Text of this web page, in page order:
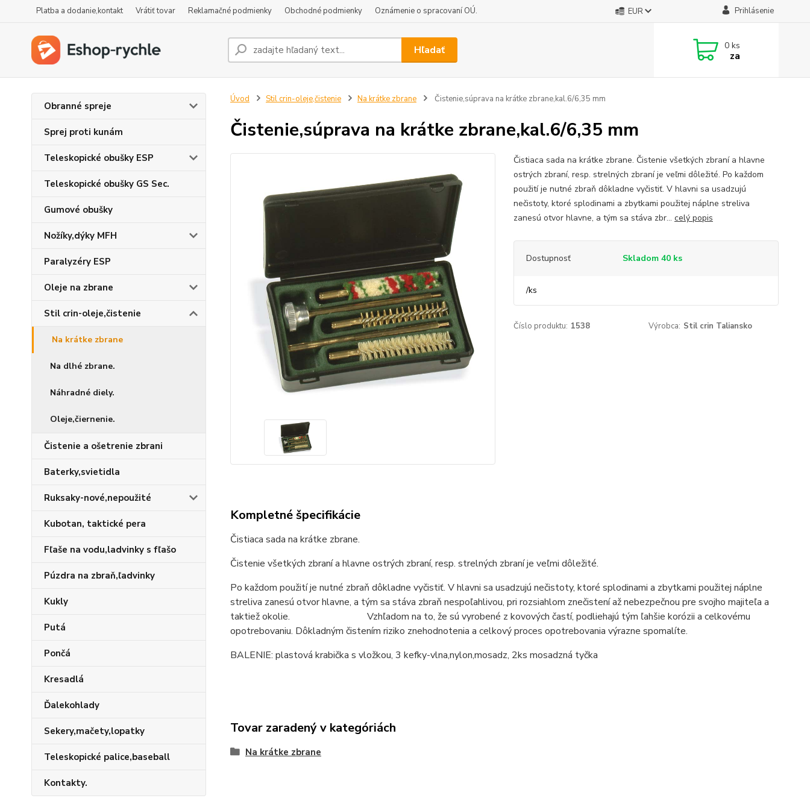
Platba a dodanie,kontakt Vrátiť tovar Reklamačné podmienky Obchodné podmienky Oznámenie o spracovaní OÚ. EUR Prihlásenie
Hľadať 0 ks
za
Obranné spreje
Sprej proti kunám
Teleskopické obušky ESP
Teleskopické obušky GS Sec.
Gumové obušky
Nožíky,dýky MFH
Paralyzéry ESP
Oleje na zbrane
Stil crin-oleje,čistenie
Na krátke zbrane
Na dlhé zbrane.
Náhradné diely.
Oleje,čiernenie.
Čistenie a ošetrenie zbrani
Baterky,svietidla
Ruksaky-nové,nepoužité
Kubotan, taktické pera
Fľaše na vodu,ladvinky s fľašo
Púzdra na zbraň,ľadvinky
Kukly
Putá
Pončá
Kresadlá
Ďalekohlady
Sekery,mačety,lopatky
Teleskopické palice,baseball
Kontakty.
Úvod Stil crin-oleje,čistenie Na krátke zbrane Čistenie,súprava na krátke zbrane,kal.6/6,35 mm
Čistenie,súprava na krátke zbrane,kal.6/6,35 mm
Čistiaca sada na krátke zbrane. Čistenie všetkých zbraní a hlavne
ostrých zbraní, resp. strelných zbraní je veľmi dôležité. Po každom
použití je nutné zbraň dôkladne vyčistiť. V hlavni sa usadzujú
nečistoty, ktoré splodinami a zbytkami použitej náplne streliva
zanesú otvor hlavne, a tým sa stáva zbr... celý popis
Dostupnosť Skladom 40 ks
/ks
Číslo produktu: 1538 Výrobca: Stil crin Taliansko
Kompletné špecifikácie
Čistiaca sada na krátke zbrane.
Čistenie všetkých zbraní a hlavne ostrých zbraní, resp. strelných zbraní je veľmi dôležité.
Po každom použití je nutné zbraň dôkladne vyčistiť. V hlavni sa usadzujú nečistoty, ktoré splodinami a zbytkami použitej náplne
streliva zanesú otvor hlavne, a tým sa stáva zbraň nespoľahlivou, pri rozsiahlom znečistení až nebezpečnou pre svojho majiteľa a
taktiež okolie. Vzhľadom na to, že sú vyrobené z kovových častí, podliehajú tým ľahšie korózii a celkovému
opotrebovaniu. Dôkladným čistením riziko znehodnotenia a celkový proces opotrebovania výrazne spomalíte.
BALENIE: plastová krabička s vložkou, 3 kefky-vlna,nylon,mosadz, 2ks mosadzná tyčka
Tovar zaradený v kategóriách
Na krátke zbrane